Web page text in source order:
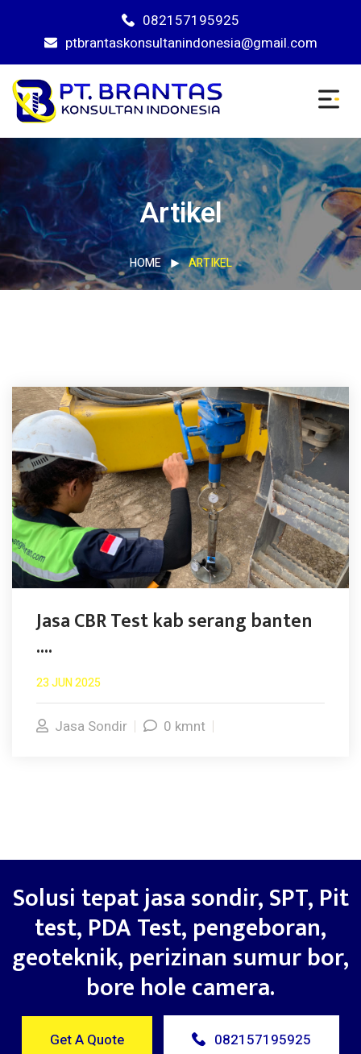
082157195925
ptbrantaskonsultanindonesia@gmail.com
Artikel
HOME ARTIKEL
Jasa CBR Test kab serang banten
....
23 JUN 2025
Jasa Sondir 0 kmnt
Solusi tepat jasa sondir, SPT, Pit
test, PDA Test, pengeboran,
geoteknik, perizinan sumur bor,
bore hole camera.
Get A Quote 082157195925